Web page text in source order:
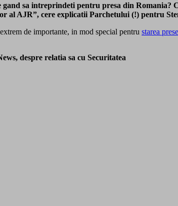
sa intreprindeti pentru presa din Romania?
al AJR”, cere explicatii Parchetului (!) pentru
de importante, in mod special pentru starea
despre relatia sa cu Securitatea